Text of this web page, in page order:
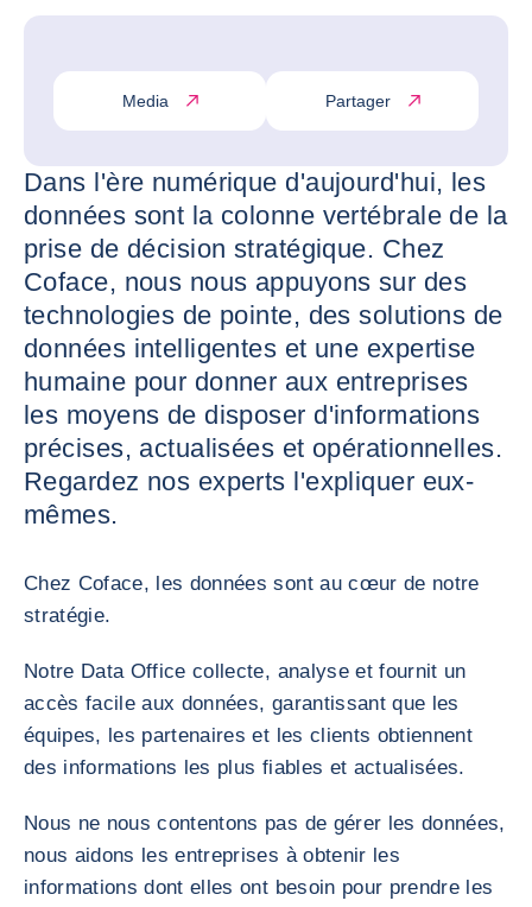
Media Partager
Dans l'ère numérique d'aujourd'hui, les
données sont la colonne vertébrale de la
prise de décision stratégique. Chez
Coface, nous nous appuyons sur des
technologies de pointe, des solutions de
données intelligentes et une expertise
humaine pour donner aux entreprises
les moyens de disposer d'informations
précises, actualisées et opérationnelles.
Regardez nos experts l'expliquer eux-
mêmes.
Chez Coface, les données sont au cœur de notre
stratégie.
Notre Data Office collecte, analyse et fournit un
accès facile aux données, garantissant que les
équipes, les partenaires et les clients obtiennent
des informations les plus fiables et actualisées.
Nous ne nous contentons pas de gérer les données,
nous aidons les entreprises à obtenir les
informations dont elles ont besoin pour prendre les